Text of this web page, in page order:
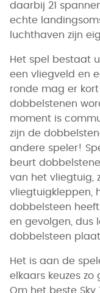
daarbij 21
echte
luchthaven zijn
Het spel bestaat
een vliegveld en
ronde mag er
dobbelstenen
moment is
zijn de
andere speler!
beurt
van het vliegtuig,
vliegtuigkleppen,
dobbelsteen
en gevolgen, dus
dobbelsteen
Het is aan de
elkaars keuzes
Om het beste